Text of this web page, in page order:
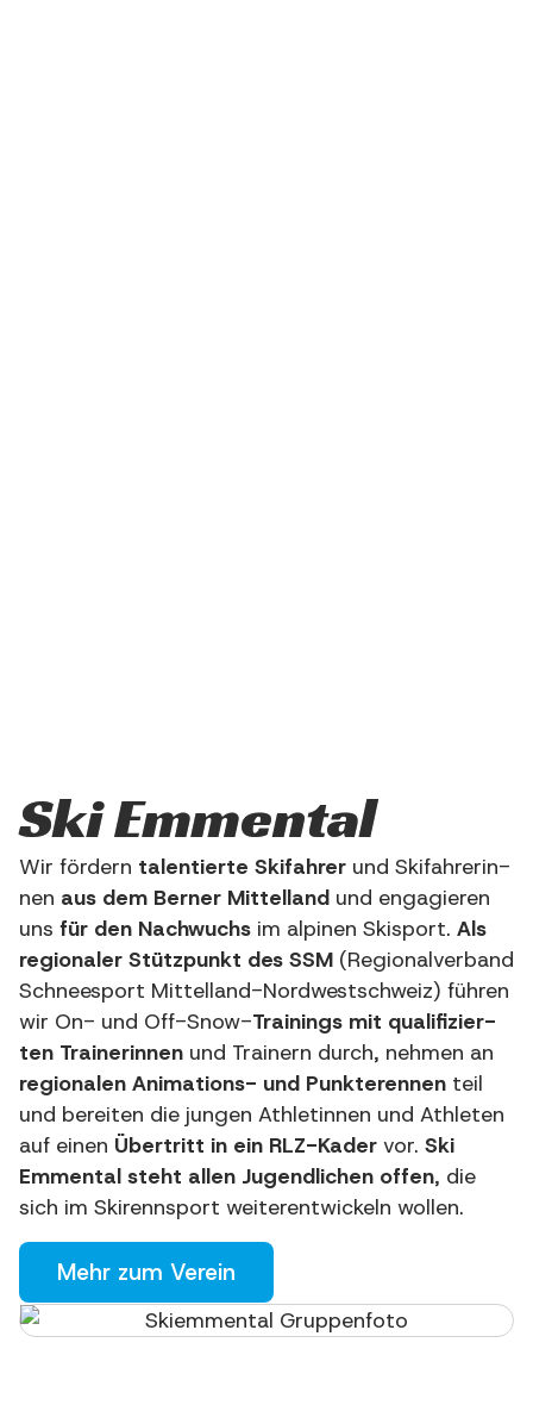
Ski Emmen­tal
Wir för­dern talen­tier­te Ski­fah­rer und Ski­fah­re­rin­
nen aus dem Ber­ner Mit­tel­land und enga­gie­ren
uns für den Nach­wuchs im alpi­nen Ski­sport. Als
regio­na­ler Stütz­punkt des SSM (Regio­nal­ver­band
Schnee­s­port Mit­tel­land-Nord­west­schweiz) füh­ren
wir On- und Off-Snow-Trai­nings mit qua­li­fi­zier­
ten Trai­ne­rin­nen und Trai­nern durch, neh­men an
regio­na­len Ani­ma­ti­ons- und Punk­te­ren­nen teil
und berei­ten die jun­gen Ath­le­tin­nen und Ath­le­ten
auf einen Über­tritt in ein RLZ-Kader vor. Ski
Emmen­tal steht allen Jugend­li­chen offen, die
sich im Ski­renn­sport wei­ter­ent­wickeln wollen.
Mehr zum Verein